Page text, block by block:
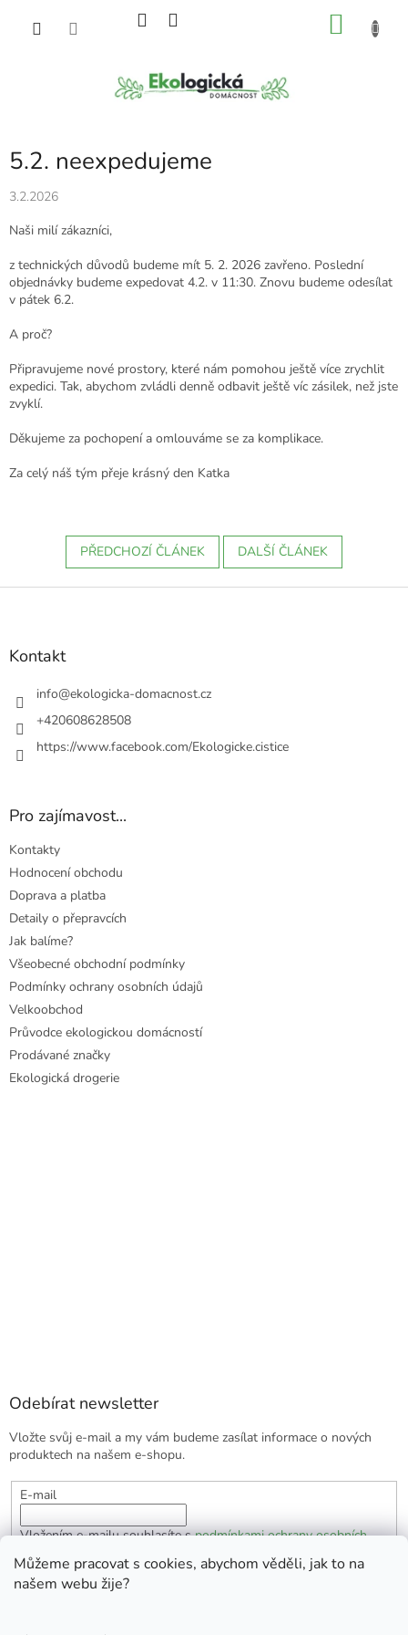
Můžeme pracovat s cookies, abychom věděli, jak to na
našem webu žije?
5.2. neexpedujeme
3.2.2026
Naši milí zákazníci,
z technických důvodů budeme mít 5. 2. 2026 zavřeno. Poslední
objednávky budeme expedovat 4.2. v 11:30. Znovu budeme odesílat
v pátek 6.2.
A proč?
Připravujeme nové prostory, které nám pomohou ještě více zrychlit
expedici. Tak, abychom zvládli denně odbavit ještě víc zásilek, než jste
zvyklí.
Děkujeme za pochopení a omlouváme se za komplikace.
Za celý náš tým přeje krásný den Katka
PŘEDCHOZÍ ČLÁNEK DALŠÍ ČLÁNEK
Z
Kontakt
info@ekologicka-domacnost.cz
+420608628508
https://www.facebook.com/Ekologicke.cistice
Pro zajímavost...
Kontakty
Hodnocení obchodu
Doprava a platba
Detaily o přepravcích
Jak balíme?
Všeobecné obchodní podmínky
Podmínky ochrany osobních údajů
Velkoobchod
Průvodce ekologickou domácností
Prodávané značky
Ekologická drogerie
Odebírat newsletter
Vložte svůj e-mail a my vám budeme zasílat informace o nových
produktech na našem e-shopu.
E-mail
Vložením e-mailu souhlasíte spodmínkami ochrany osobních
PŘIHLÁSIT SE